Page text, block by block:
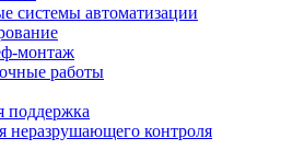
системы автоматизации
монтаж
работы
поддержка
неразрушающего контроля